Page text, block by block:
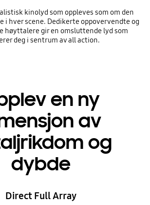
kinolyd som oppleves som om den
i hver scene. Dedikerte oppovervendte og
høyttalere gir en omsluttende lyd som
deg i sentrum av all action.
en ny
av
og
dybde
Direct Full Array